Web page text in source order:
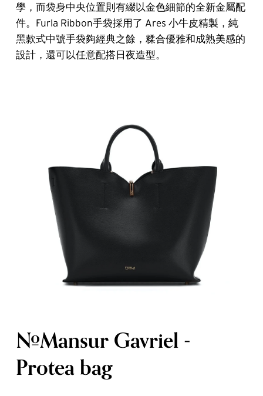
學，而袋身中央位置則有綴以金色細節的全新金屬配
件。Furla Ribbon手袋採用了 Ares 小牛皮精製，純
黑款式中號手袋夠經典之餘，糅合優雅和成熟美感的
設計，還可以任意配搭日夜造型。
#Mansur Gavriel -
Protea bag